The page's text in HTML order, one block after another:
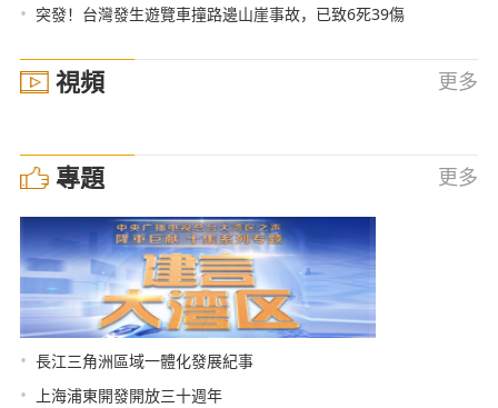
• 突發！台灣發生遊覽車撞路邊山崖事故，已致6死39傷
視頻 更多
專題 更多
• 長江三角洲區域一體化發展紀事
• 上海浦東開發開放三十週年